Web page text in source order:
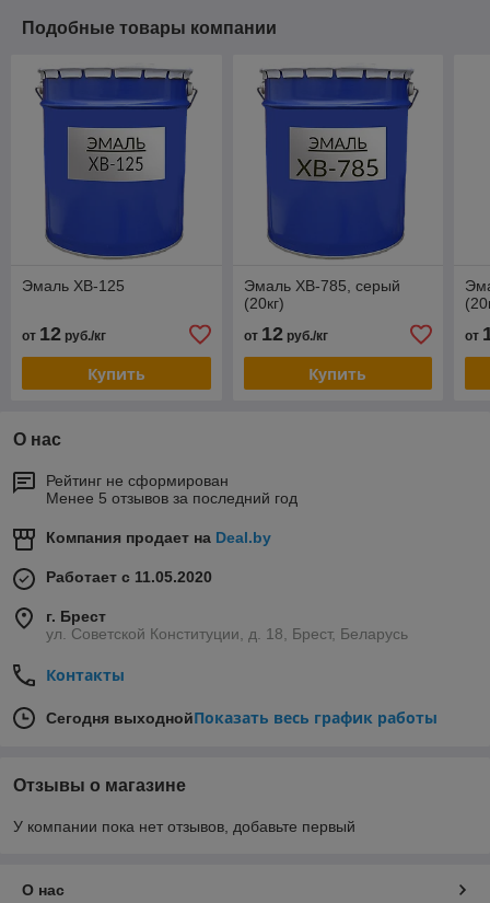
Подобные товары компании
Эмаль ХВ-125
от 12 руб./кг
Купить
Эмаль ХВ-785, серый
(20кг)
от 12руб./кг
Купить
от
О нас
Рейтинг не сформирован
Менее 5 отзывов за последний год
Компания продает на Deal.by
Работает с 11.05.2020
г. Брест
ул. Советской Конституции, д. 18, Брест, Беларусь
Контакты
Сегодня выходнойПоказать весь график работы
Отзывы о магазине
У компании пока нет отзывов, добавьте первый
О нас